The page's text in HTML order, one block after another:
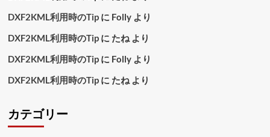
DXF2KML利用時のTipに Follyより
DXF2KML利用時のTipに たねより
DXF2KML利用時のTipに Follyより
DXF2KML利用時のTipに たねより
カテゴリー